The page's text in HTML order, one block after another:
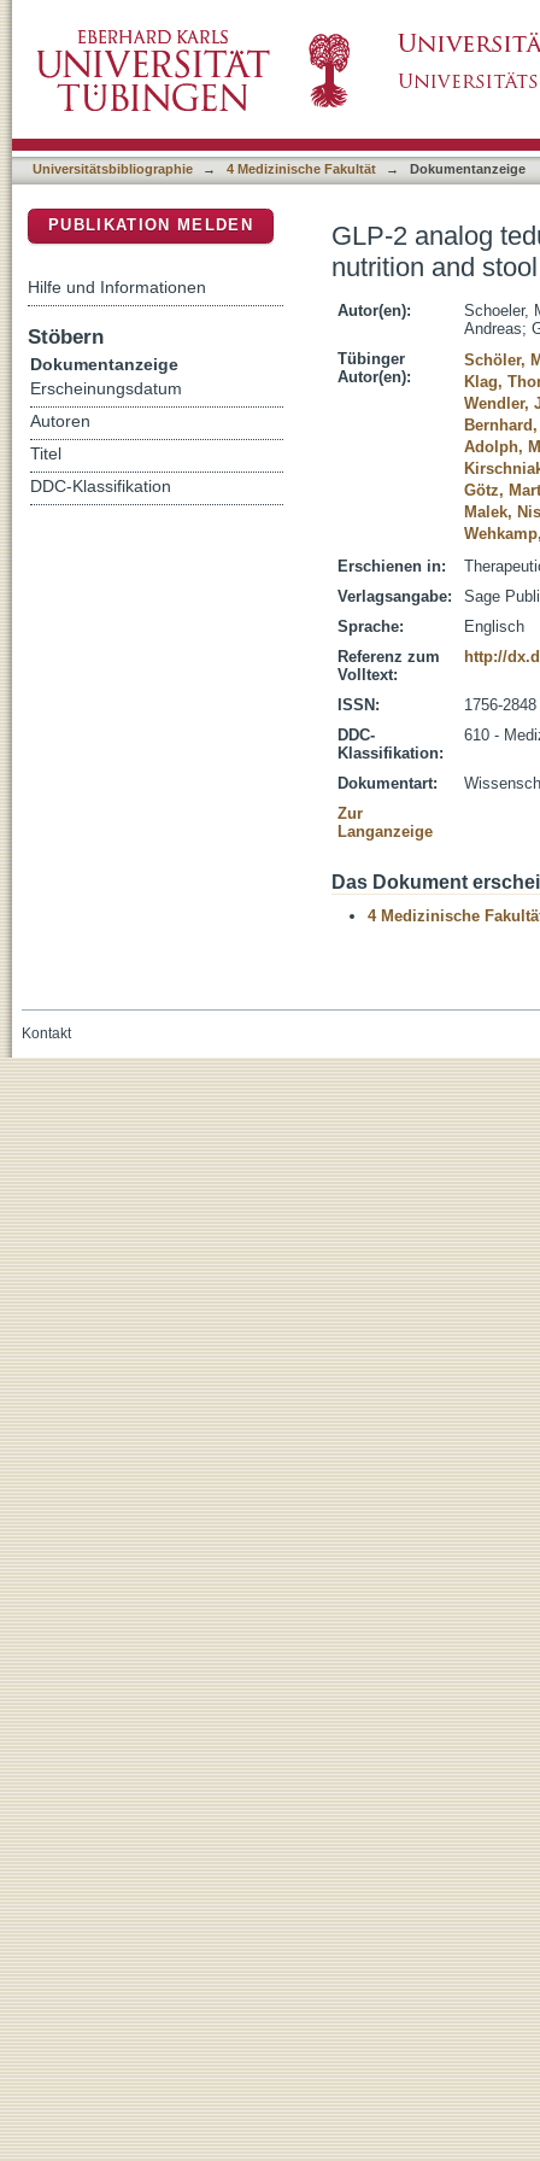
a real-life setting
Universitätsbibliographie → 4 Medizinische Fakultät → Dokumentanzeige
GLP-2 analog
nutrition and
Autor(en):
Schoeler,
Andreas;
Tübinger
Autor(en):
Schöler,
Klag,
Wendler,
Adolph,
Götz,
Malek,
Erschienen in:
Verlagsangabe:
Sage
Sprache:
Englisch
Referenz zum
Volltext:
http://
ISSN:
1756-2848
DDC-
Klassifikation:
610 -
Dokumentart:
Zur
Langanzeige
Das Dokument
4 Medizinische
PUBLIKATION MELDEN
Hilfe und Informationen
Stöbern
Dokumentanzeige
Erscheinungsdatum
Autoren
Titel
DDC-Klassifikation
Kontakt